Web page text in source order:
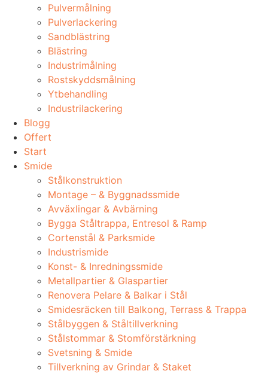
Pulvermålning
Pulverlackering
Sandblästring
Blästring
Industrimålning
Rostskyddsmålning
Ytbehandling
Industrilackering
Blogg
Offert
Start
Smide
Stålkonstruktion
Montage – & Byggnadssmide
Avväxlingar & Avbärning
Bygga Ståltrappa, Entresol & Ramp
Cortenstål & Parksmide
Industrismide
Konst- & Inredningssmide
Metallpartier & Glaspartier
Renovera Pelare & Balkar i Stål
Smidesräcken till Balkong, Terrass & Trappa
Stålbyggen & Ståltillverkning
Stålstommar & Stomförstärkning
Svetsning & Smide
Tillverkning av Grindar & Staket